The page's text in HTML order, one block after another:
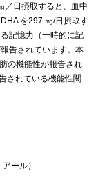
／日摂取すると、血中
を297 ㎎/日摂取す
記憶力（一時的に記
告されています。本
の機能性が報告され
されている機能性関
ール）